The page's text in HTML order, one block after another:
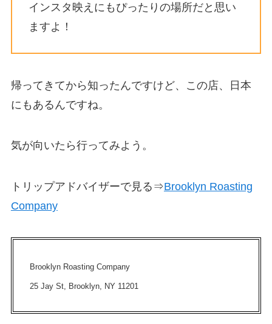
インスタ映えにもぴったりの場所だと思い
ますよ！
帰ってきてから知ったんですけど、この店、日本
にもあるんですね。
気が向いたら行ってみよう。
トリップアドバイザーで見る⇒Brooklyn Roasting
Company
Brooklyn Roasting Company
25 Jay St, Brooklyn, NY 11201